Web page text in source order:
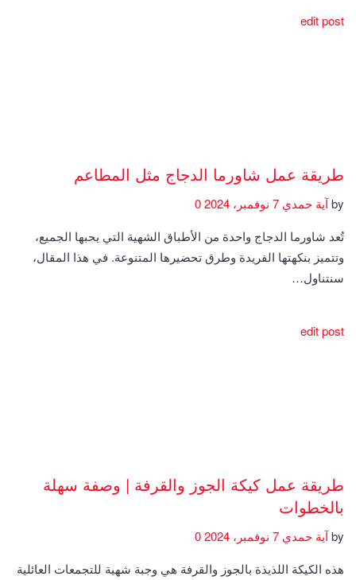
edit post
طريقة عمل شاورما الدجاج مثل المطاعم
byآية حمدي
تُعد شاورما الدجاج واحدة من الأطباق الشهية التي يحبها الجميع،
وتتميز بنكهتها الفريدة وطرق تحضيرها المتنوعة. في هذا المقال،
سنتناول…
edit post
طريقة عمل كيكة الجوز والقرفة | وصفة سهلة
بالخطوات
byآية حمدي
هذه الكيكة اللذيذة بالجوز والقرفة هي وجبة شهية للتجمعات العائلية